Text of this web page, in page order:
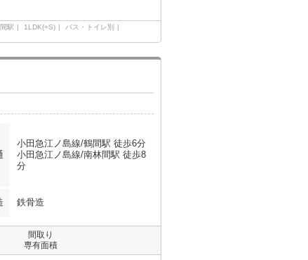
駅 1LDK(+S)
バス・トイレ別
小田急江ノ島線/鶴間駅 徒歩6分
小田急江ノ島線/南林間駅 徒歩8
分
鉄骨造
間取り
専有面積